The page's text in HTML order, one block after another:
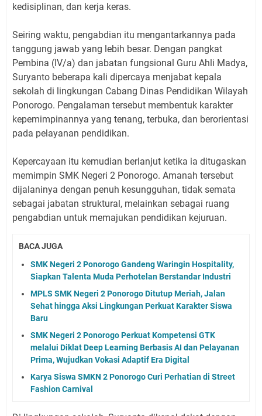
kedisiplinan, dan kerja keras.
Seiring waktu, pengabdian itu mengantarkannya pada
tanggung jawab yang lebih besar. Dengan pangkat
Pembina (IV/a) dan jabatan fungsional Guru Ahli Madya,
Suryanto beberapa kali dipercaya menjabat kepala
sekolah di lingkungan Cabang Dinas Pendidikan Wilayah
Ponorogo. Pengalaman tersebut membentuk karakter
kepemimpinannya yang tenang, terbuka, dan berorientasi
pada pelayanan pendidikan.
Kepercayaan itu kemudian berlanjut ketika ia ditugaskan
memimpin SMK Negeri 2 Ponorogo. Amanah tersebut
dijalaninya dengan penuh kesungguhan, tidak semata
sebagai jabatan struktural, melainkan sebagai ruang
pengabdian untuk memajukan pendidikan kejuruan.
BACA JUGA
SMK Negeri 2 Ponorogo Gandeng Waringin Hospitality,
Siapkan Talenta Muda Perhotelan Berstandar Industri
MPLS SMK Negeri 2 Ponorogo Ditutup Meriah, Jalan
Sehat hingga Aksi Lingkungan Perkuat Karakter Siswa
Baru
SMK Negeri 2 Ponorogo Perkuat Kompetensi GTK
melalui Diklat Deep Learning Berbasis AI dan Pelayanan
Prima, Wujudkan Vokasi Adaptif Era Digital
Karya Siswa SMKN 2 Ponorogo Curi Perhatian di Street
Fashion Carnival